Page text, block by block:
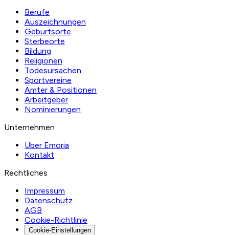
Berufe
Auszeichnungen
Geburtsorte
Sterbeorte
Bildung
Religionen
Todesursachen
Sportvereine
Ämter & Positionen
Arbeitgeber
Nominierungen
Unternehmen
Über Emoria
Kontakt
Rechtliches
Impressum
Datenschutz
AGB
Cookie-Richtlinie
Cookie-Einstellungen